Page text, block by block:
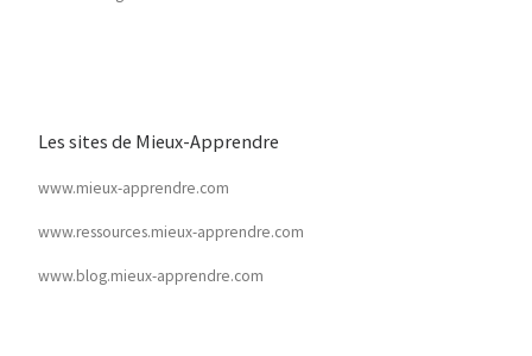
Les sites de Mieux-Apprendre
www.mieux-apprendre.com
www.ressources.mieux-apprendre.com
www.blog.mieux-apprendre.com